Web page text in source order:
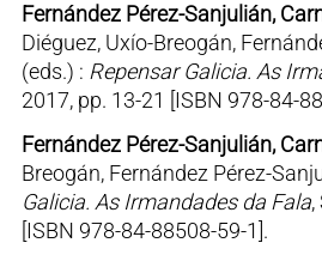
Fernández Pérez-Sanjulián,
Diéguez, Uxío-Breogán,
(eds.) : Repensar Galicia. As
2017, pp. 13-21 [ISBN 978-84-
Fernández Pérez-Sanjulián,
Breogán, Fernández Pérez-
Galicia. As Irmandades da Fala,
[ISBN 978-84-88508-59-1].